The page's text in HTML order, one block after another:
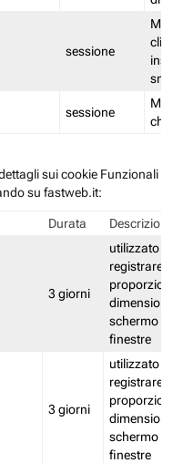
sessione
sessione
sui cookie Funzionali
su fastweb.it:
Durata Descrizione
3 giorni
utilizzato per
registrare le
proporzioni
dimensioni
schermo e
finestre
3 giorni
utilizzato per
registrare le
proporzioni
dimensioni
schermo e
finestre